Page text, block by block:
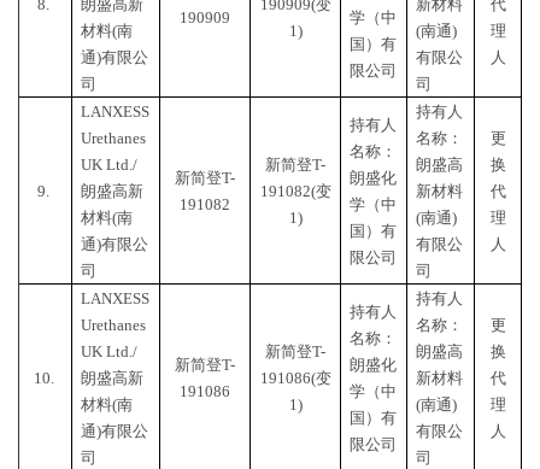
8.
朗盛高新
材料(南
通)有限公
司
190909
190909(变
1)
学（中
国）有
限公司
新材料
(南通)
有限公
司
代
理
人
9.
LANXESS
Urethanes
UK Ltd./
朗盛高新
材料(南
通)有限公
司
新简登T-
191082
新简登T-
191082(变
1)
持有人
名称：
朗盛化
学（中
国）有
限公司
持有人
名称：
朗盛高
新材料
(南通)
有限公
司
更
换
代
理
人
10.
LANXESS
Urethanes
UK Ltd./
朗盛高新
材料(南
通)有限公
司
新简登T-
191086
新简登T-
191086(变
1)
持有人
名称：
朗盛化
学（中
国）有
限公司
持有人
名称：
朗盛高
新材料
(南通)
有限公
司
更
换
代
理
人